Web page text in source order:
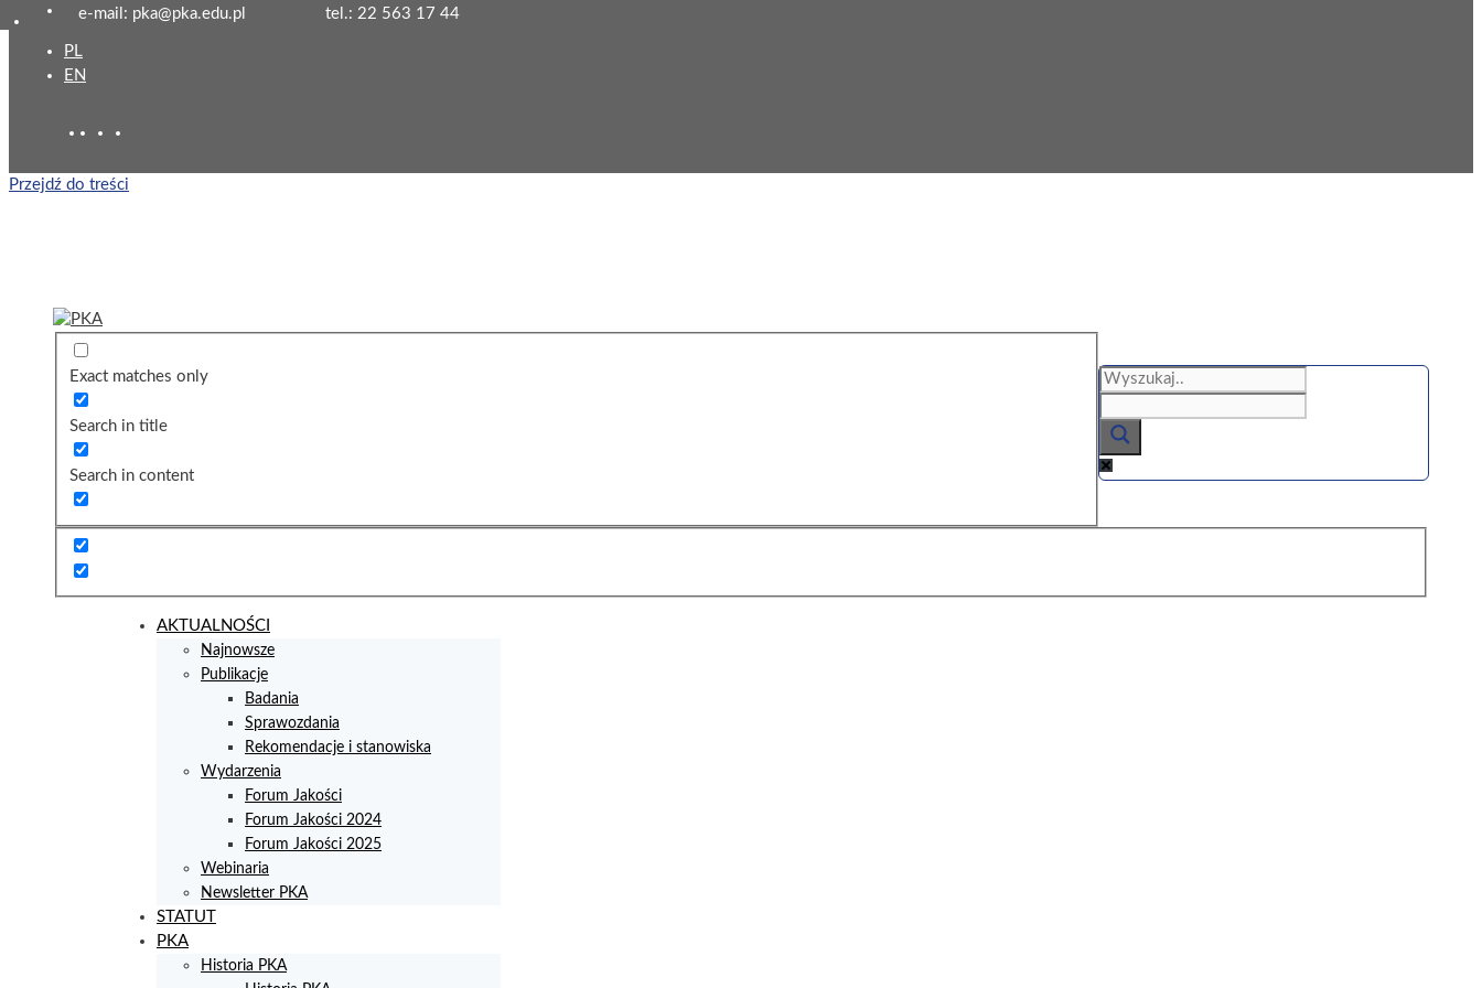
e-mail: pka@pka.edu.pl tel.: 22 563 17 44
PL
EN
Przejdź do treści
Exact matches only
Search in title
Search in content
AKTUALNOŚCI
Najnowsze
Publikacje
Badania
Sprawozdania
Rekomendacje i stanowiska
Wydarzenia
Forum Jakości
Forum Jakości 2024
Forum Jakości 2025
Webinaria
Newsletter PKA
STATUT
PKA
Historia PKA